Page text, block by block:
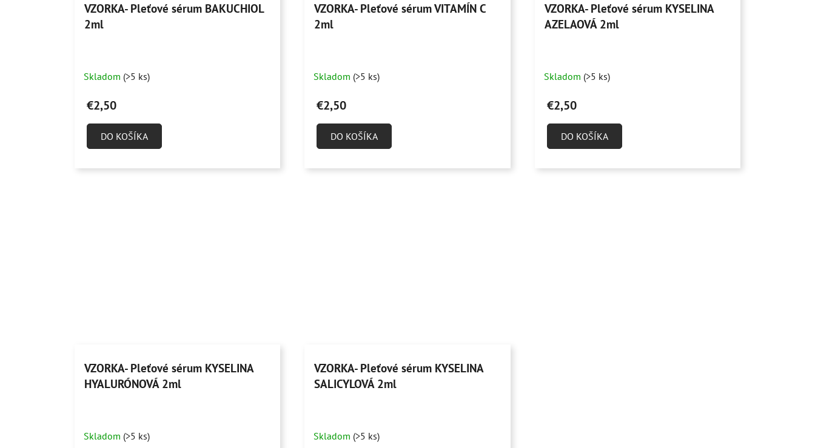
VZORKA- Pleťové sérum BAKUCHIOL
2ml
Skladom (>5 ks)
€2,50
DO KOŠÍKA
VZORKA- Pleťové sérum VITAMÍN C
2ml
Skladom (>5 ks)
€2,50
DO KOŠÍKA
VZORKA- Pleťové sérum KYSELINA
AZELAOVÁ 2ml
Skladom (>5 ks)
€2,50
DO KOŠÍKA
VZORKA- Pleťové sérum KYSELINA
HYALURÓNOVÁ 2ml
Skladom (>5 ks)
VZORKA- Pleťové sérum KYSELINA
SALICYLOVÁ 2ml
Skladom (>5 ks)